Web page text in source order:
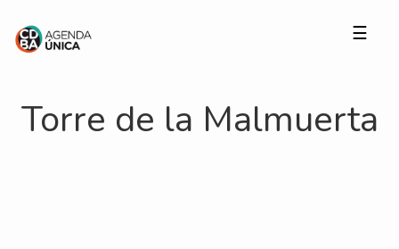
☰
Torre de la Malmuerta